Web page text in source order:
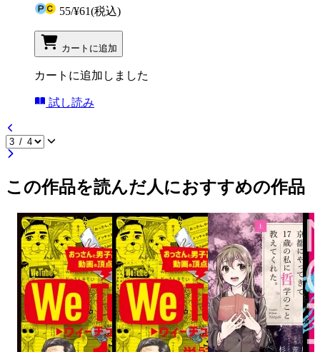
55/¥61(税込)
カートに追加
カートに追加しました
試し読み
この作品を読んだ人におすすめの作品